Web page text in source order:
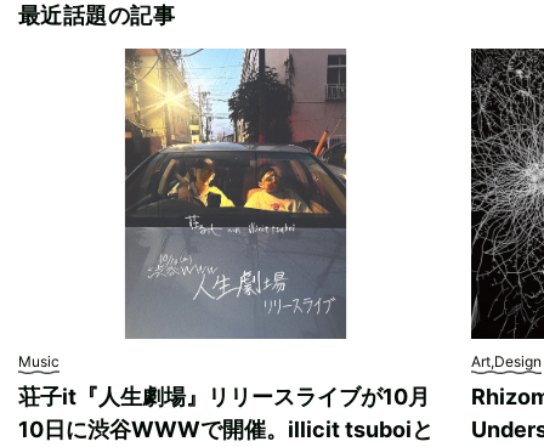
最近話題の記事
Music
荘子it『人生劇場』リリースライブが10月
10日に渋谷WWWで開催。illicit tsuboiと
Art,Design